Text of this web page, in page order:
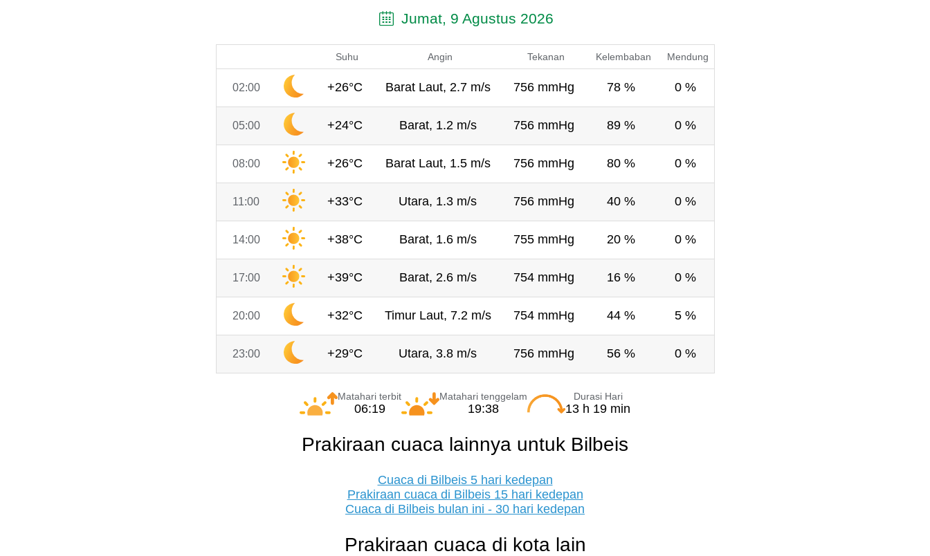
Jumat, 9 Agustus 2026
Suhu Angin Tekanan Kelembaban Mendung
02:00 +26°C Barat Laut, 2.7 m/s 756 mmHg 78 % 0 %
05:00 +24°C Barat, 1.2 m/s 756 mmHg 89 % 0 %
08:00 +26°C Barat Laut, 1.5 m/s 756 mmHg 80 % 0 %
11:00 +33°C Utara, 1.3 m/s 756 mmHg 40 % 0 %
14:00 +38°C Barat, 1.6 m/s 755 mmHg 20 % 0 %
17:00 +39°C Barat, 2.6 m/s 754 mmHg 16 % 0 %
20:00 +32°C Timur Laut, 7.2 m/s 754 mmHg 44 % 5 %
23:00 +29°C Utara, 3.8 m/s 756 mmHg 56 % 0 %
Matahari terbit
06:19
Matahari tenggelam
19:38
Durasi Hari
13 h 19 min
Prakiraan cuaca lainnya untuk Bilbeis
Cuaca di Bilbeis 5 hari kedepan
Prakiraan cuaca di Bilbeis 15 hari kedepan
Cuaca di Bilbeis bulan ini - 30 hari kedepan
Prakiraan cuaca di kota lain